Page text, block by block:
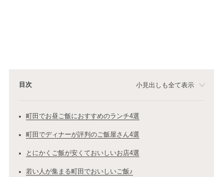
目次 小見出しも全て表示
町田でお昼ご飯におすすめのランチ4選
町田でディナーが評判のご飯屋さん4選
とにかくご飯が安くておいしいお店4選
若い人が集まる町田でおいしいご飯♪